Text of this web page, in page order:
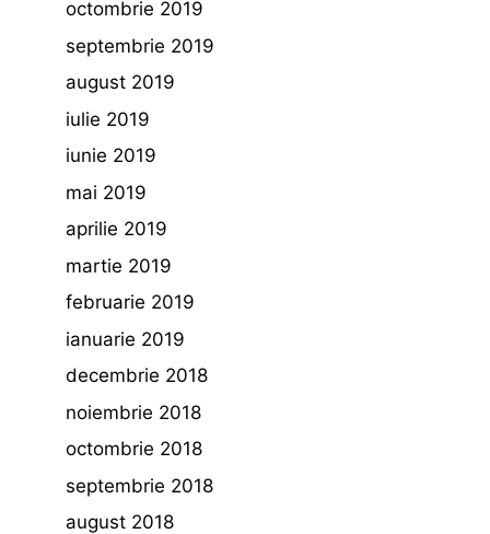
octombrie 2019
septembrie 2019
august 2019
iulie 2019
iunie 2019
mai 2019
aprilie 2019
martie 2019
februarie 2019
ianuarie 2019
decembrie 2018
noiembrie 2018
octombrie 2018
septembrie 2018
august 2018